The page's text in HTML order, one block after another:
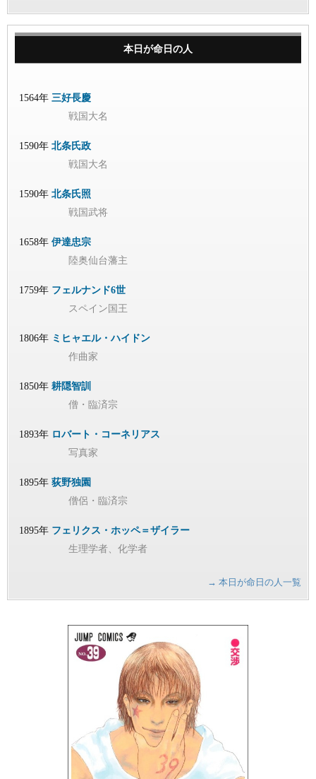
本日が命日の人
1564年 三好長慶
戦国大名
1590年 北条氏政
戦国大名
1590年 北条氏照
戦国武将
1658年 伊達忠宗
陸奥仙台藩主
1759年 フェルナンド6世
スペイン国王
1806年 ミヒャエル・ハイドン
作曲家
1850年 耕隠智訓
僧・臨済宗
1893年 ロバート・コーネリアス
写真家
1895年 荻野独園
僧侶・臨済宗
1895年 フェリクス・ホッペ＝ザイラー
生理学者、化学者
→ 本日が命日の人一覧